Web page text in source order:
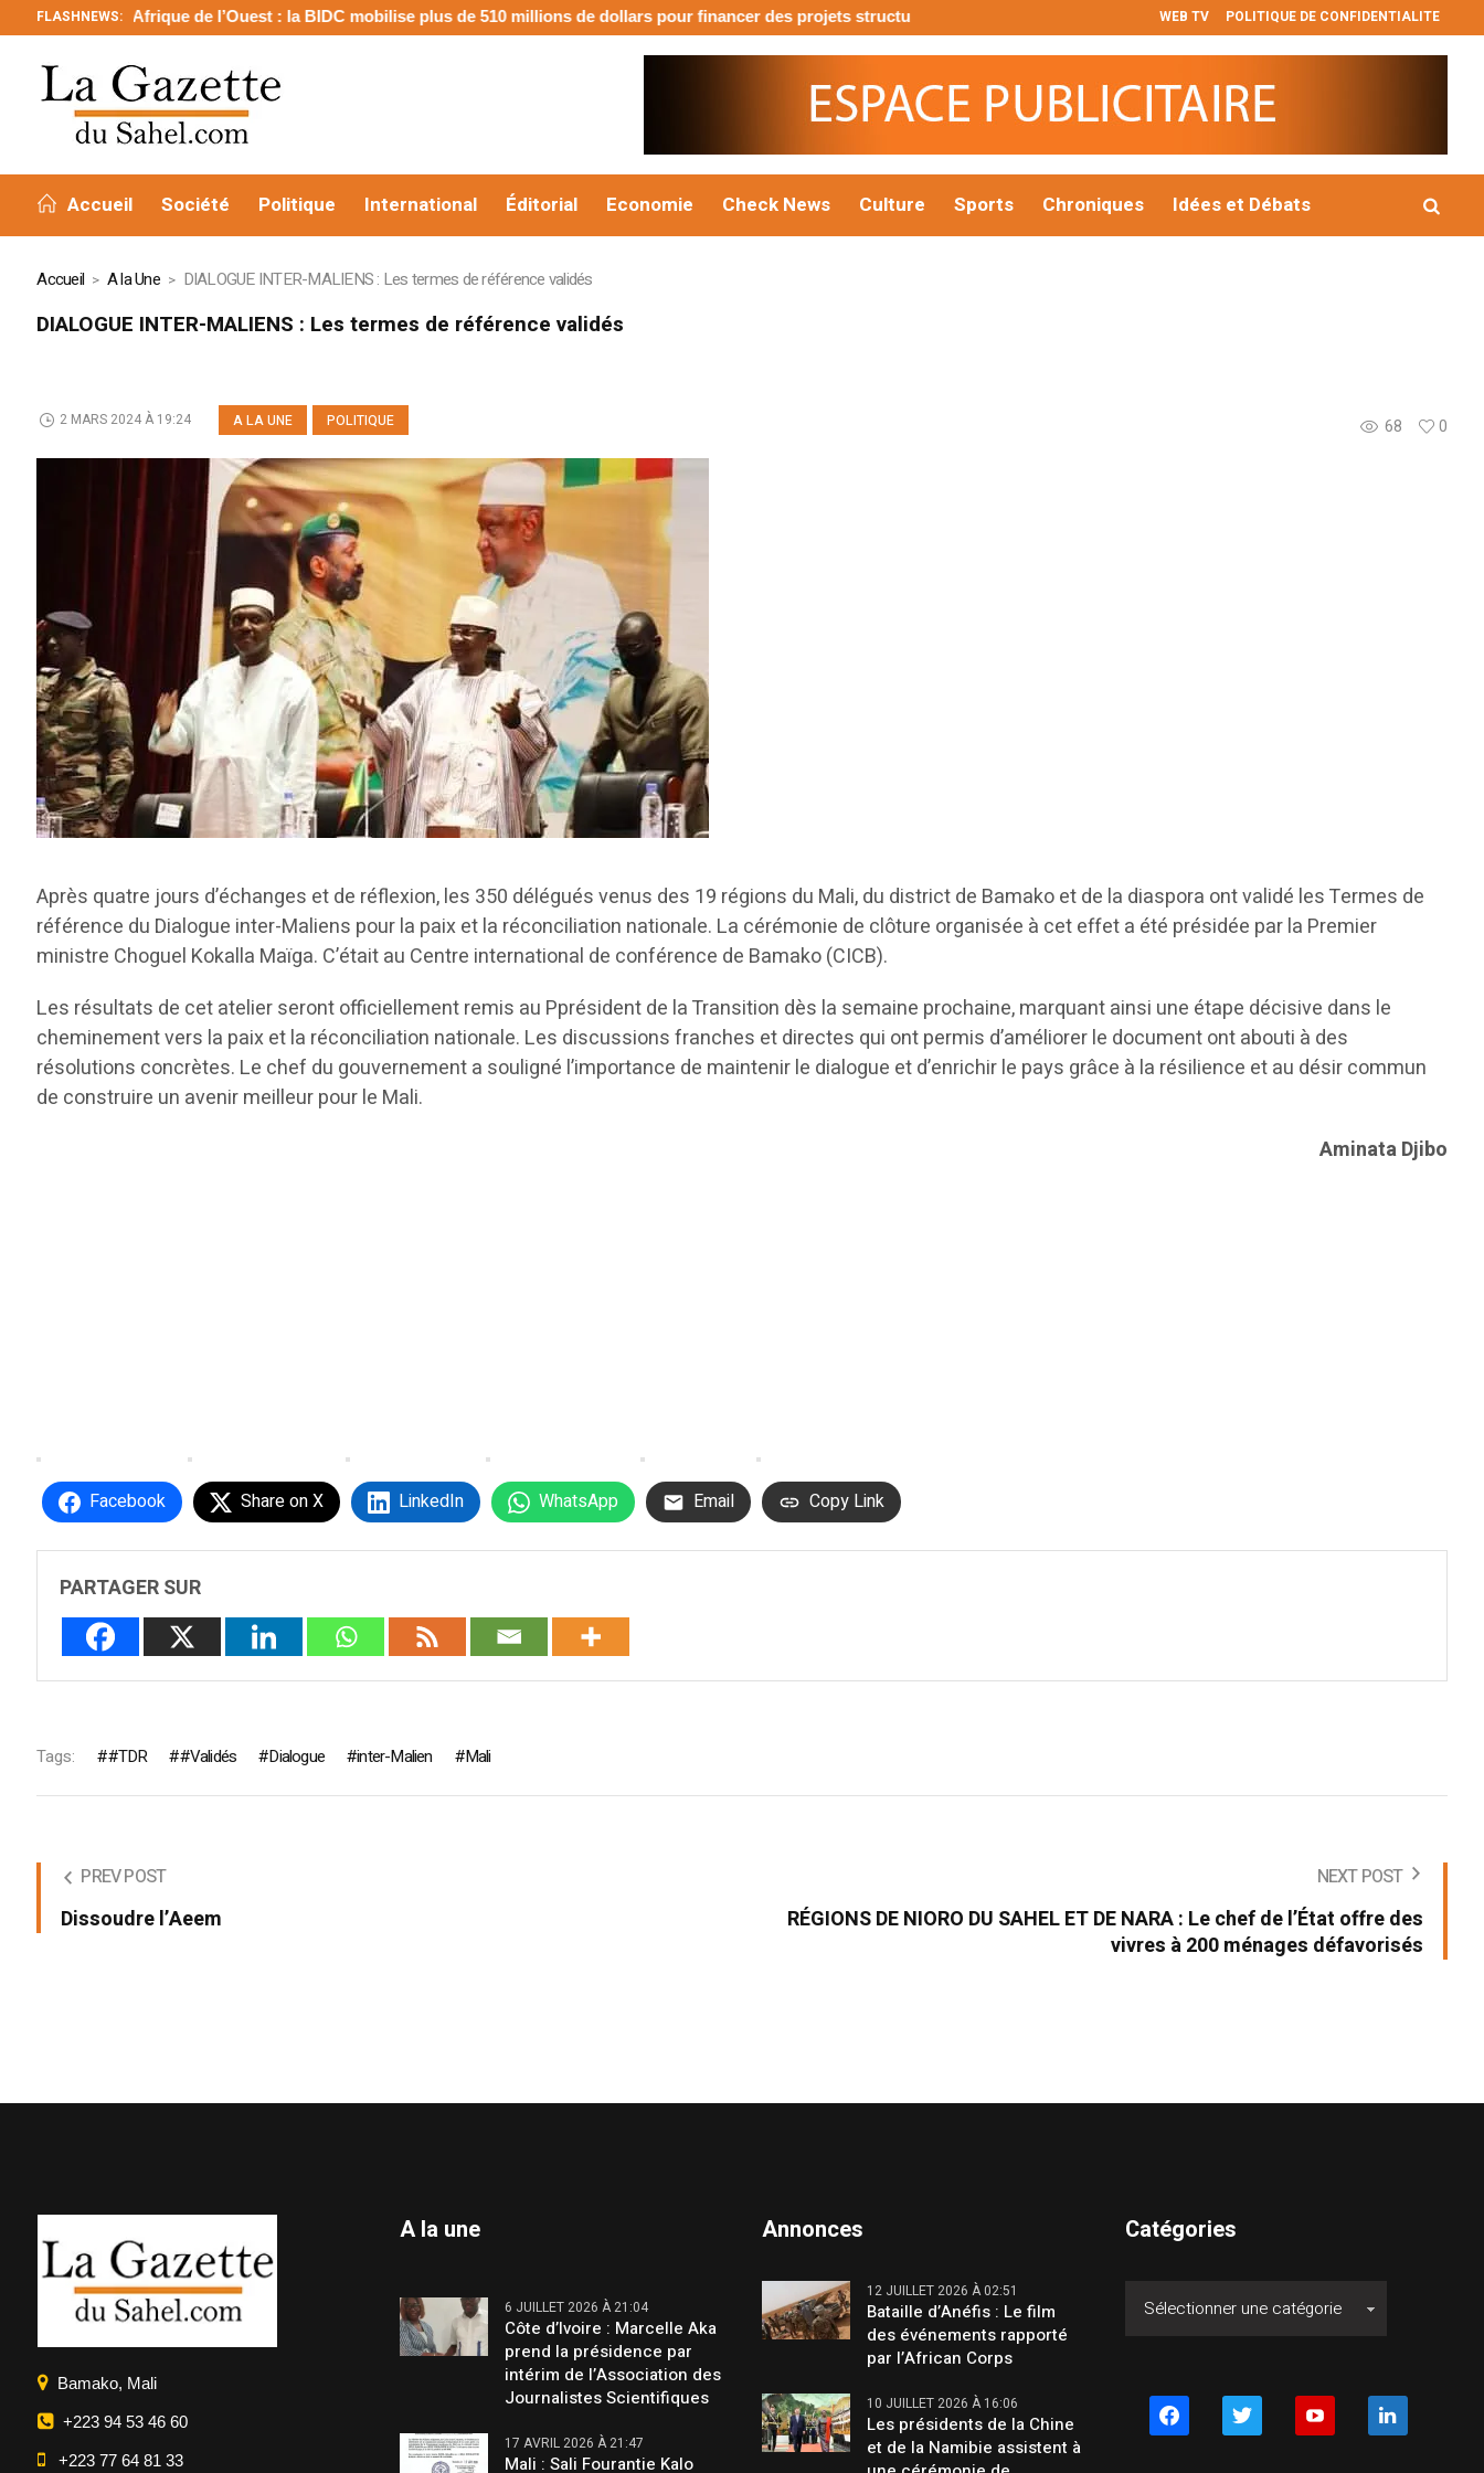
WEB TV POLITIQUE DE CONFIDENTIALITE
FLASHNEWS:
Afrique de l’Ouest : la BIDC mobilise plus de 510 millions de dollars pour financer des projets structurants 𝐏𝐫𝐨𝐣𝐞𝐭 𝐩𝐫é𝐬𝐢𝐝𝐞𝐧𝐭𝐢𝐞𝐥 𝐝’𝐮𝐫𝐠𝐞𝐧𝐜𝐞 : 𝐥𝐞 𝐆𝐨𝐮𝐯𝐞𝐫𝐧𝐞𝐦𝐞𝐧𝐭 𝐜𝐨𝐧𝐬𝐭𝐚𝐭𝐞 𝐥’𝐚𝐯𝐚𝐧𝐜𝐞𝐦𝐞𝐧𝐭
Accueil Société Politique International Éditorial Economie Check News Culture Sports Chroniques Idées et Débats
Accueil A la Une DIALOGUE INTER-MALIENS : Les termes de référence validés
DIALOGUE INTER-MALIENS : Les termes de référence validés
A LA UNE POLITIQUE 68 0
2 MARS 2024 À 19:24
Après quatre jours d’échanges et de réflexion, les 350 délégués venus des 19 régions du Mali, du district de Bamako et de la diaspora ont validé les Termes de
référence du Dialogue inter-Maliens pour la paix et la réconciliation nationale. La cérémonie de clôture organisée à cet effet a été présidée par la Premier
ministre Choguel Kokalla Maïga. C’était au Centre international de conférence de Bamako (CICB).
Les résultats de cet atelier seront officiellement remis au Pprésident de la Transition dès la semaine prochaine, marquant ainsi une étape décisive dans le
cheminement vers la paix et la réconciliation nationale. Les discussions franches et directes qui ont permis d’améliorer le document ont abouti à des
résolutions concrètes. Le chef du gouvernement a souligné l’importance de maintenir le dialogue et d’enrichir le pays grâce à la résilience et au désir commun
de construire un avenir meilleur pour le Mali.
Aminata Djibo
Facebook Share on X LinkedIn WhatsApp Email Copy Link
PARTAGER SUR
Tags: #TDR #Validés Dialogue inter-Malien Mali
PREV POST
Dissoudre l’Aeem
NEXT POST
RÉGIONS DE NIORO DU SAHEL ET DE NARA : Le chef de l’État offre des
vivres à 200 ménages défavorisés
Bamako, Mali
+223 94 53 46 60
+223 77 64 81 33
A la une
6 JUILLET 2026 À 21:04
Côte d’Ivoire : Marcelle Aka
prend la présidence par
intérim de l’Association des
Journalistes Scientifiques
17 AVRIL 2026 À 21:47
Mali : Sali Fourantie Kalo
Annonces
12 JUILLET 2026 À 02:51
Bataille d’Anéfis : Le film
des événements rapporté
par l’African Corps
10 JUILLET 2026 À 16:06
Les présidents de la Chine
et de la Namibie assistent à
Catégories
facebook twitter youtube linkedin